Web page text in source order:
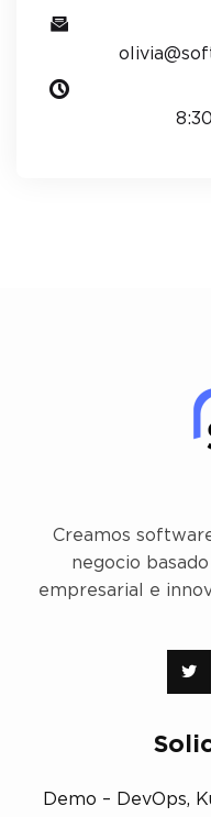
Creamos
negocio
empresarial e
Demo – DevOps,